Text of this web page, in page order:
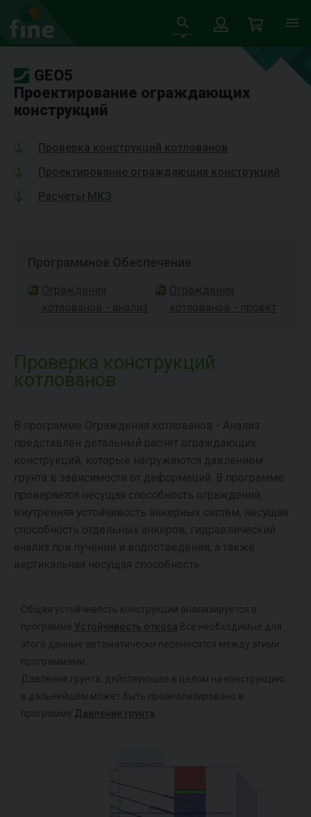
GEO5
Проектирование ограждающих
конструкций
Проверка конструкций котлованов
Проектирование ограждающих конструкций
Расчеты МКЭ
Проверка конструкций
котлованов
В программе Ограждения котлованов - Анализ
представлен детальный расчет ограждающих
конструкций, которые нагружаются давлением
грунта в зависимости от деформаций. В программе
проверяется несущая способность ограждений,
внутренняя устойчивость анкерных систем, несущая
способность отдельных анкеров, гидравлический
анализ при пучении и водоотведении, а также
вертикальная несущая способность.
Общая устойчивость конструкции анализируется в
программе Устойчивость откоса Все необходимые для
этого данные автоматически переносятся между этими
программами.
Давление грунта, действующее в целом на конструкцию,
в дальнейшем может быть проанализировано в
программе Давление грунта